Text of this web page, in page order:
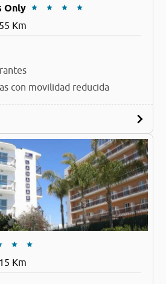
Only
Km
con movilidad reducida
Km